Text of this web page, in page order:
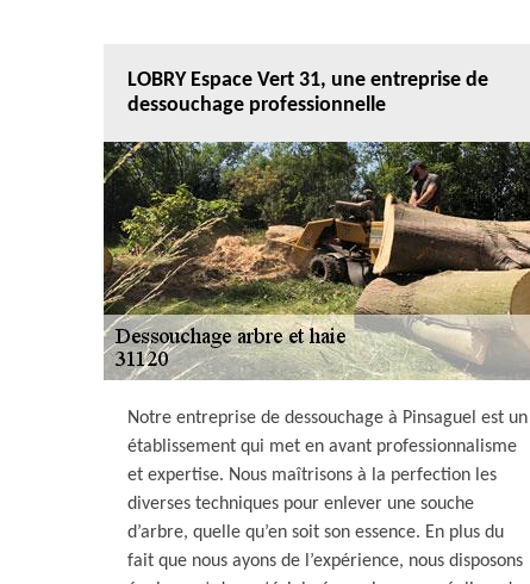
LOBRY Espace Vert 31, une entreprise de
dessouchage professionnelle
Notre entreprise de dessouchage à Pinsaguel est un
établissement qui met en avant professionnalisme
et expertise. Nous maîtrisons à la perfection les
diverses techniques pour enlever une souche
d’arbre, quelle qu’en soit son essence. En plus du
fait que nous ayons de l’expérience, nous disposons